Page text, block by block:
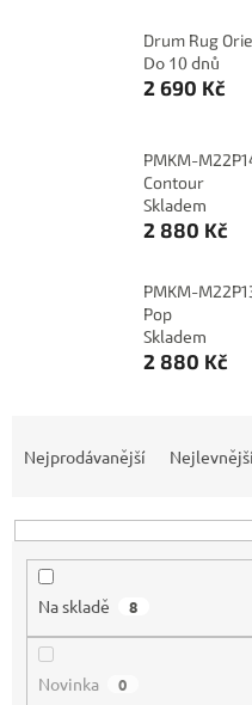
Drum Rug
Do 10 dnů
2 690 Kč
PMKM-
Contour
Skladem
2 880 Kč
PMKM-
Pop
Skladem
2 880 Kč
n
Nejprodávanější Nejlevnější
Na skladě 8
Novinka 0